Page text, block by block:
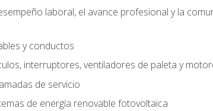
laboral, el avance profesional y la
y conductos
interruptores, ventiladores de paleta y
de servicio
de energía renovable fotovoltaica